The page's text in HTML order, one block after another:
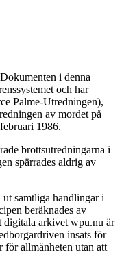
i denna
och har
Palme-Utredningen),
av mordet på
1986.
brottsutredningarna i
spärrades aldrig av
ut samtliga handlingar i
beräknades av
digitala arkivet wpu.nu är
insats för
för allmänheten utan att